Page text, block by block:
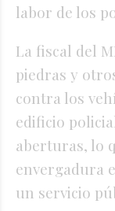
labor de los
La fiscal del
piedras y
contra los
edificio
aberturas, lo
envergadura
un servicio